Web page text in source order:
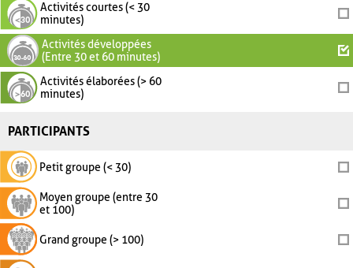
Activités courtes (< 30
minutes)
Activités développées
(Entre 30 et 60 minutes)
Activités élaborées (> 60
minutes)
PARTICIPANTS
Petit groupe (< 30)
Moyen groupe (entre 30
et 100)
Grand groupe (> 100)